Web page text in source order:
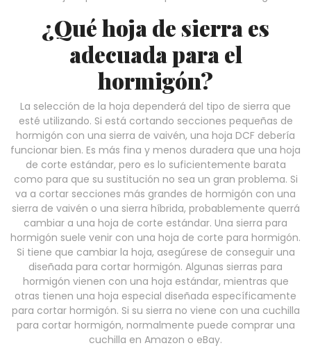
¿Qué hoja de sierra es
adecuada para el
hormigón?
La selección de la hoja dependerá del tipo de sierra que
esté utilizando. Si está cortando secciones pequeñas de
hormigón con una sierra de vaivén, una hoja DCF debería
funcionar bien. Es más fina y menos duradera que una hoja
de corte estándar, pero es lo suficientemente barata
como para que su sustitución no sea un gran problema. Si
va a cortar secciones más grandes de hormigón con una
sierra de vaivén o una sierra híbrida, probablemente querrá
cambiar a una hoja de corte estándar. Una sierra para
hormigón suele venir con una hoja de corte para hormigón.
Si tiene que cambiar la hoja, asegúrese de conseguir una
diseñada para cortar hormigón. Algunas sierras para
hormigón vienen con una hoja estándar, mientras que
otras tienen una hoja especial diseñada específicamente
para cortar hormigón. Si su sierra no viene con una cuchilla
para cortar hormigón, normalmente puede comprar una
cuchilla en Amazon o eBay.